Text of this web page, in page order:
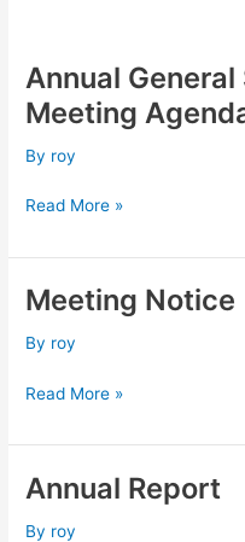
Annual General
Meeting
By roy
Annual
General
Shareholders’
Meeting
Read More »
Meeting Notice
By roy
Meeting
Read More »
Annual Report
By roy
Annual